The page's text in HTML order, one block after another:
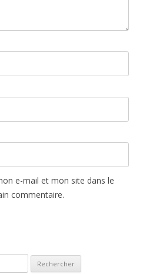
e-mail et mon site dans le
commentaire.